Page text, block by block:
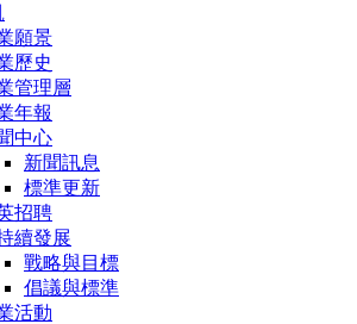
願景
歷史
管理層
年報
中心
新聞訊息
標準更新
招聘
續發展
戰略與目標
倡議與標準
活動